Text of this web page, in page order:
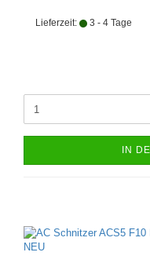
Lieferzeit: 3 - 4 Tage
IN